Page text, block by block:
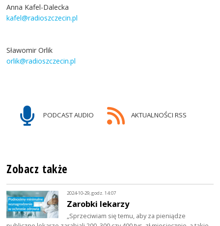
Anna Kafel-Dalecka
kafel@radioszczecin.pl
Sławomir Orlik
orlik@radioszczecin.pl
PODCAST AUDIO AKTUALNOŚCI RSS
Zobacz także
2024-10-29, godz. 14:07
Zarobki lekarzy
„Sprzeciwiam się temu, aby za pieniądze